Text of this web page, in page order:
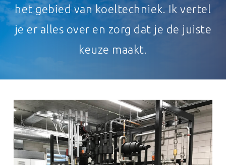
het gebied van koeltechniek. Ik vertel
je er alles over en zorg dat je de juiste
keuze maakt.